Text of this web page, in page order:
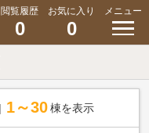
閲覧履歴
0
お気に入り
0
メニュー
1～30 棟を表示